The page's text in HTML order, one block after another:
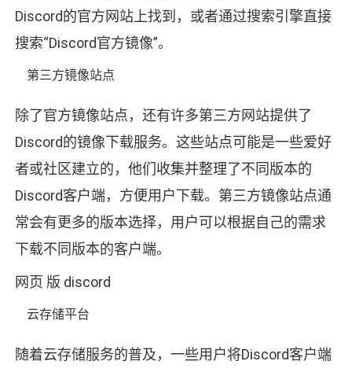
Discord的官方网站上找到，或者通过搜索引擎直接
搜索“Discord官方镜像”。
第三方镜像站点
除了官方镜像站点，还有许多第三方网站提供了
Discord的镜像下载服务。这些站点可能是一些爱好
者或社区建立的，他们收集并整理了不同版本的
Discord客户端，方便用户下载。第三方镜像站点通
常会有更多的版本选择，用户可以根据自己的需求
下载不同版本的客户端。
网页 版 discord
云存储平台
随着云存储服务的普及，一些用户将Discord客户端